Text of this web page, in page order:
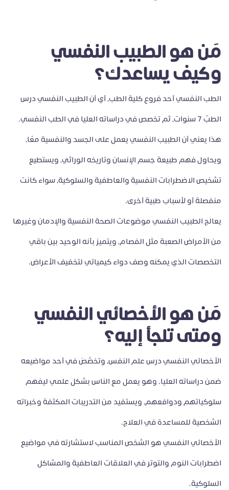
مَن هو الطبيب النفسي
وكيف يساعدك؟
الطب النفسي أحد فروع كلية الطب، أي أن الطبيب النفسي درس
الطبّ 7 سنوات، ثم تخصص في دراساته العليا في الطب النفسي.
هذا يعني أن الطبيب النفسي يعمل على الجسد والنفسية معًا،
ويحاول فهم طبيعة جسم الإنسان وتاريخه الوراثي، ويستطيع
تشخيص الاضطرابات النفسية والعاطفية والسلوكية، سواء كانت
منفصلة أو لأسباب طبية أخرى.
يعالج الطبيب النفسي موضوعات الصحة النفسية والإدمان وغيرها
من الأمراض الصعبة مثل الفصام، ويتميز بأنه الوحيد بين باقي
التخصصات الذي يمكنه وصف دواء كيميائي لتخفيف الأعراض.
مَن هو الأخصائي النفسي
ومتى تلجأ إليه؟
الأخصائي النفسي درس علم النفس، وتخصَّصَ في أحد مواضيعه
ضمن دراساته العليا. وهو يعمل مع الناس بشكل علمي ليفهم
سلوكياتهم ودوافعهم، ويستفيد من التدريبات المكثفة وخبراته
الشخصية للمساعدة في العلاج.
الأخصائي النفسي هو الشخص المناسب لاستشارته في مواضيع
اضطرابات النوم والتوتر في العلاقات العاطفية والمشاكل
السلوكية.